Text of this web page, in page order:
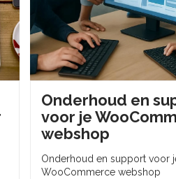
Onderhoud en
voor je
webshop
Onderhoud en support voor
WooCommerce webshop